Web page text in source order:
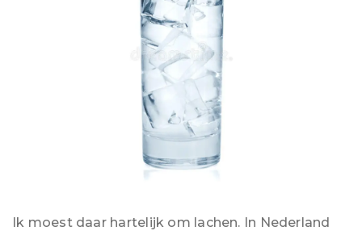
Ik moest daar hartelijk om lachen. In Nederland